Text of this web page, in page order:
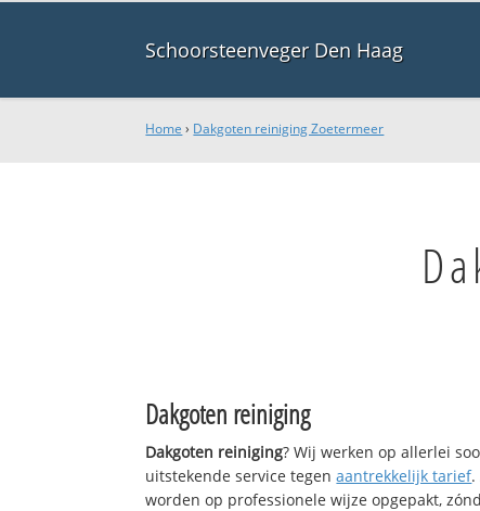
Schoorsteenveger Den Haag
Home › Dakgoten reiniging Zoetermeer
Dakgoten reiniging
Dakgoten reiniging? Wij werken op allerlei
uitstekende service tegenaantrekkelijk tarief.
worden op professionele wijze opgepakt,